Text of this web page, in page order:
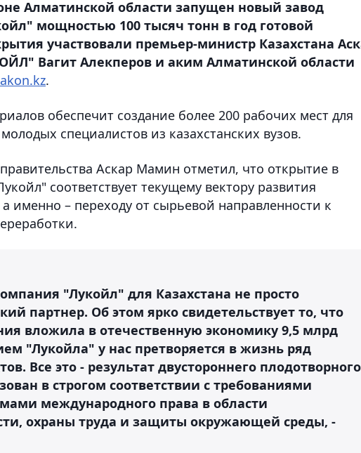
Алматинской области запущен новый завод
мощностью 100 тысяч тонн в год готовой
участвовали премьер-министр Казахстана
Вагит Алекперов и аким Алматинской области
.
обеспечит создание более 200 рабочих мест для
специалистов из казахстанских вузов.
Аскар Мамин отметил, что открытие в
соответствует текущему вектору развития
именно – переходу от сырьевой направленности к
"Лукойл" для Казахстана не просто
партнер. Об этом ярко свидетельствует то, что
вложила в отечественную экономику 9,5 млрд
"Лукойла" у нас претворяется в жизнь ряд
Все это - результат двустороннего плодотворного
в строгом соответствии с требованиями
международного права в области
охраны труда и защиты окружающей среды, -